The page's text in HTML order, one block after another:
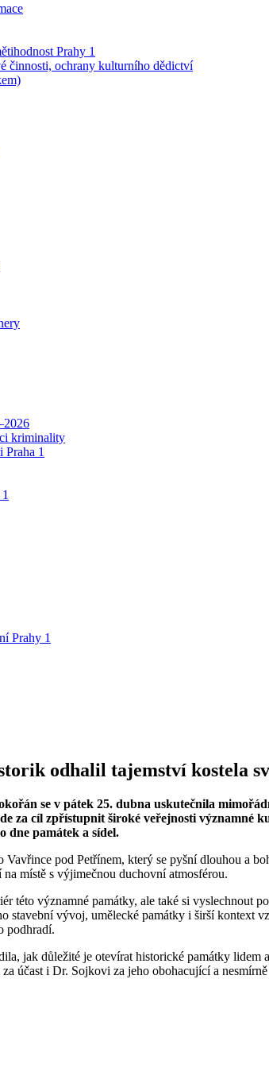
Prahy 1
činnosti, ochrany kulturního dědictví
kriminality
Praha 1
Prahy 1
odhalil tajemství kostela
se v pátek 25. dubna uskutečnila
za cíl zpřístupnit široké veřejnosti
dne památek a sídel.
pod Petřínem, který se pyšní dlouhou a
místě s výjimečnou duchovní atmosférou.
této významné památky, ale také si
stavební vývoj, umělecké památky i širší kontext
podhradí.
jak důležité je otevírat historické památky
účast i Dr. Sojkovi za jeho obohacující a